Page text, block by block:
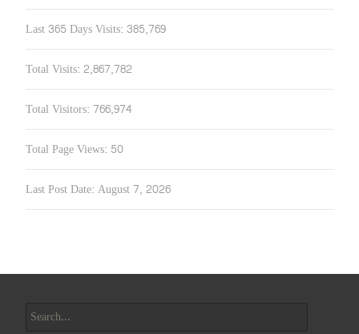
Last 365 Days Visits: 385,769
Total Visits: 2,867,782
Total Visitors: 766,974
Total Page Views: 50
Last Post Date: August 7, 2026
for: